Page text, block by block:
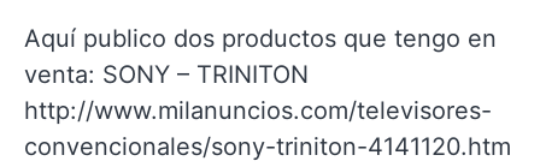
Aquí publico dos productos que tengo en
venta: SONY – TRINITON
http://www.milanuncios.com/televisores-
convencionales/sony-triniton-4141120.htm